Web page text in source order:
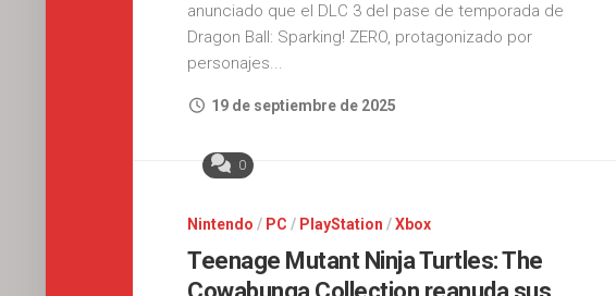
anunciado que el DLC 3 del pase de temporada de
Dragon Ball: Sparking! ZERO, protagonizado por
personajes...
19 de septiembre de 2025
0
Nintendo / PC / PlayStation /Xbox
Teenage Mutant Ninja Turtles: The